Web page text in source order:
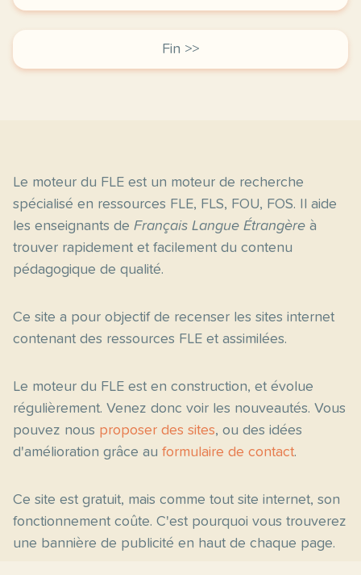
Fin >>
Le moteur du FLE est un moteur de recherche
spécialisé en ressources FLE, FLS, FOU, FOS. Il aide
les enseignants de Français Langue Étrangère à
trouver rapidement et facilement du contenu
pédagogique de qualité.
Ce site a pour objectif de recenser les sites internet
contenant des ressources FLE et assimilées.
Le moteur du FLE est en construction, et évolue
régulièrement. Venez donc voir les nouveautés. Vous
pouvez nous proposer des sites, ou des idées
d'amélioration grâce au formulaire de contact.
Ce site est gratuit, mais comme tout site internet, son
fonctionnement coûte. C'est pourquoi vous trouverez
une bannière de publicité en haut de chaque page.